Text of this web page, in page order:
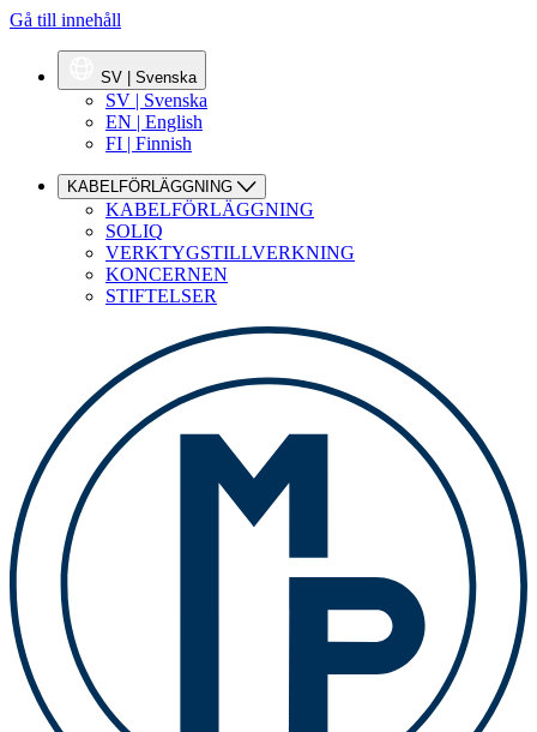
Gå till innehåll
SV | Svenska
SV | Svenska
EN | English
FI | Finnish
KABELFÖRLÄGGNING
KABELFÖRLÄGGNING
SOLIQ
VERKTYGSTILLVERKNING
KONCERNEN
STIFTELSER